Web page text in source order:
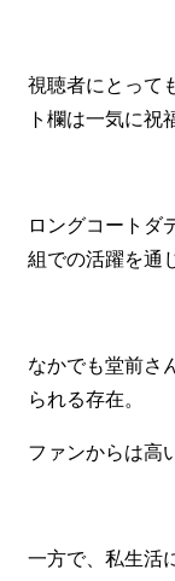
視聴者にとって
ト欄は一気に祝
ロングコートダ
組での活躍を通
なかでも堂前さ
られる存在。
ファンからは高
一方で、私生活